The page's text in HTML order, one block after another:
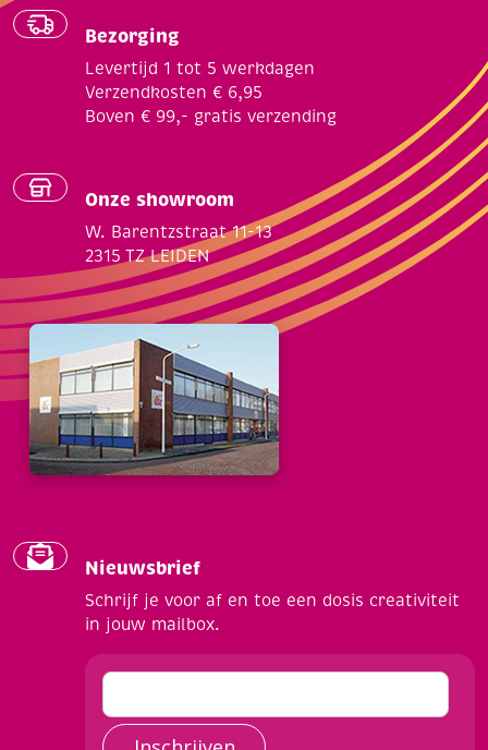
Bezorging
Levertijd 1 tot 5 werkdagen
Verzendkosten € 6,95
Boven € 99,- gratis verzending
Onze showroom
W. Barentzstraat 11-13
2315 TZ LEIDEN
Nieuwsbrief
Schrijf je voor af en toe een dosis creativiteit
in jouw mailbox.